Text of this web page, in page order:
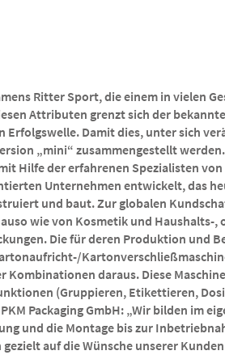
Ritter Sport, die einem in vielen
Attributen grenzt sich der
Damit dies, unter sich
„mini“ zusammengestellt
Hilfe der erfahrenen Spezialisten
Unternehmen entwickelt, das
und baut. Zur globalen
wie von Kosmetik und Haushalts-
Die für deren Produktion und
daraus. Diese
(Gruppieren, Etikettieren,
Packaging GmbH: „Wir bilden im
und die Montage bis zur
auf die Wünsche unserer